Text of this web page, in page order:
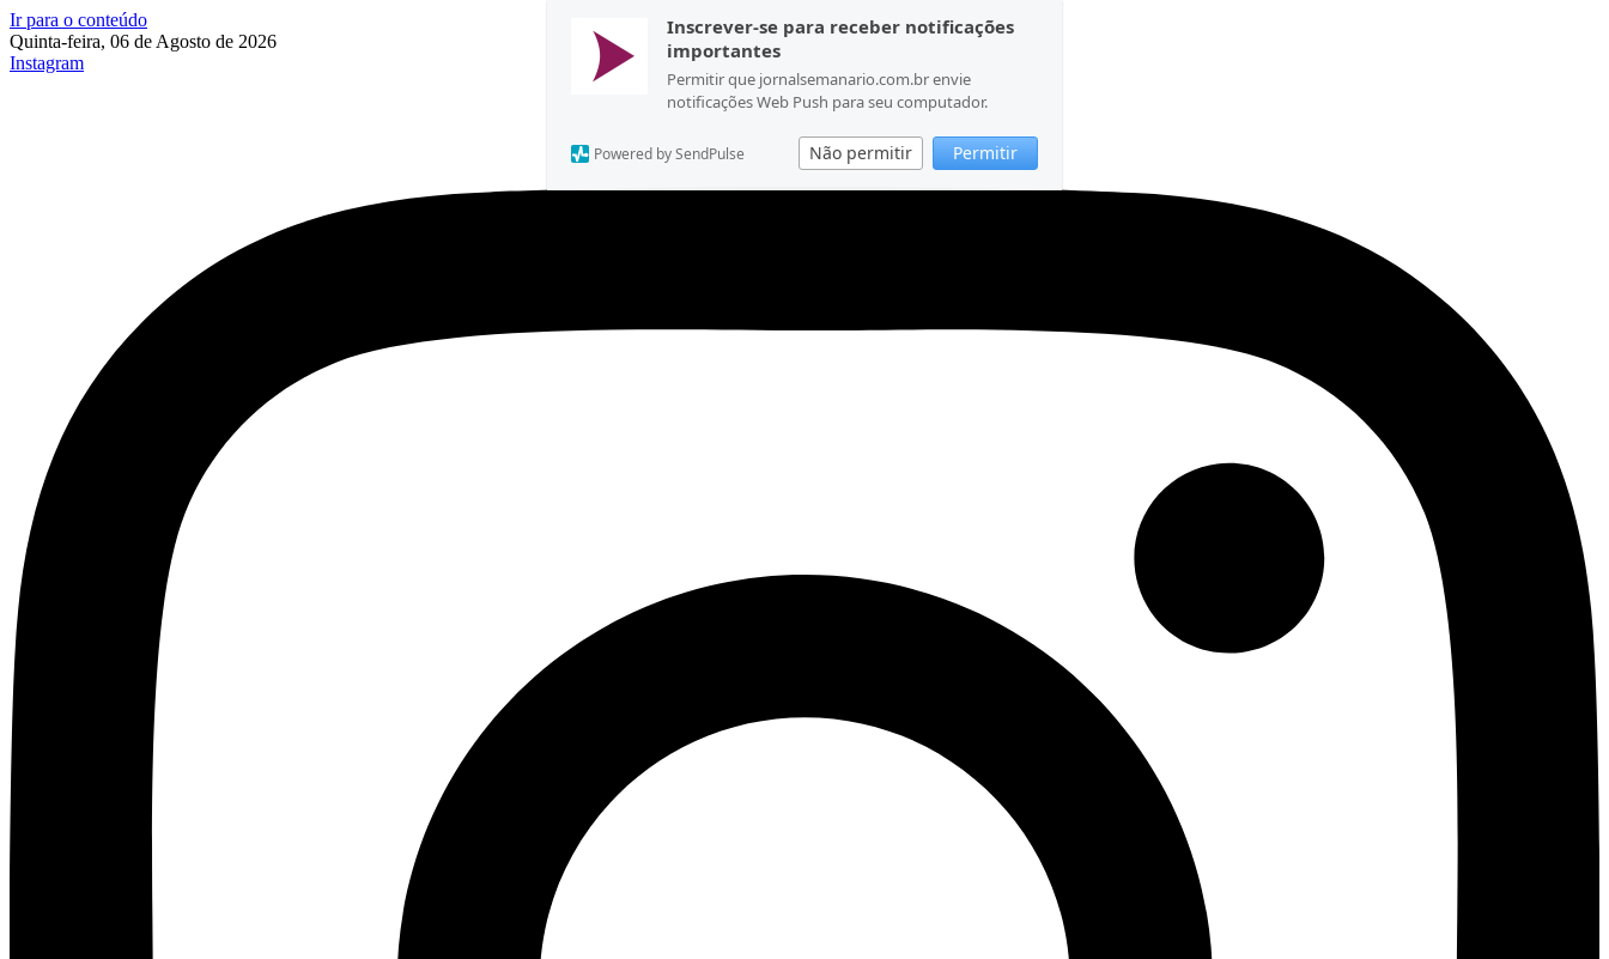
Inscrever-se para receber notificações
importantes
Permitir que jornalsemanario.com.br envie
notificações Web Push para seu computador.
Não permitir Permitir
Powered by SendPulse
Ir para o conteúdo
Quinta-feira, 06 de Agosto de 2026
Instagram